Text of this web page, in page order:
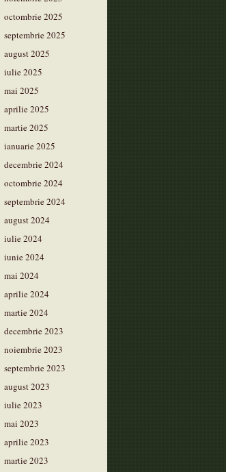
octombrie 2025
septembrie 2025
august 2025
iulie 2025
mai 2025
aprilie 2025
martie 2025
ianuarie 2025
decembrie 2024
octombrie 2024
septembrie 2024
august 2024
iulie 2024
iunie 2024
mai 2024
aprilie 2024
martie 2024
decembrie 2023
noiembrie 2023
septembrie 2023
august 2023
iulie 2023
mai 2023
aprilie 2023
martie 2023